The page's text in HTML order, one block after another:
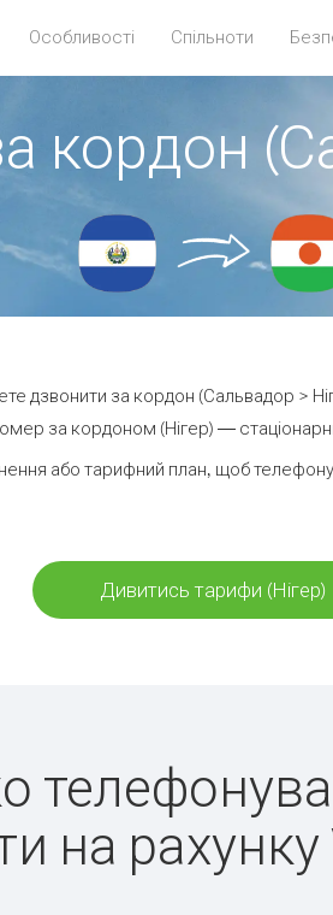
Особливості Спільноти
кордон
дзвонити за кордон (Сальвадор >
за кордоном (Нігер) —
або тарифний план, щоб
Дивитись тарифи (Нігер)
на